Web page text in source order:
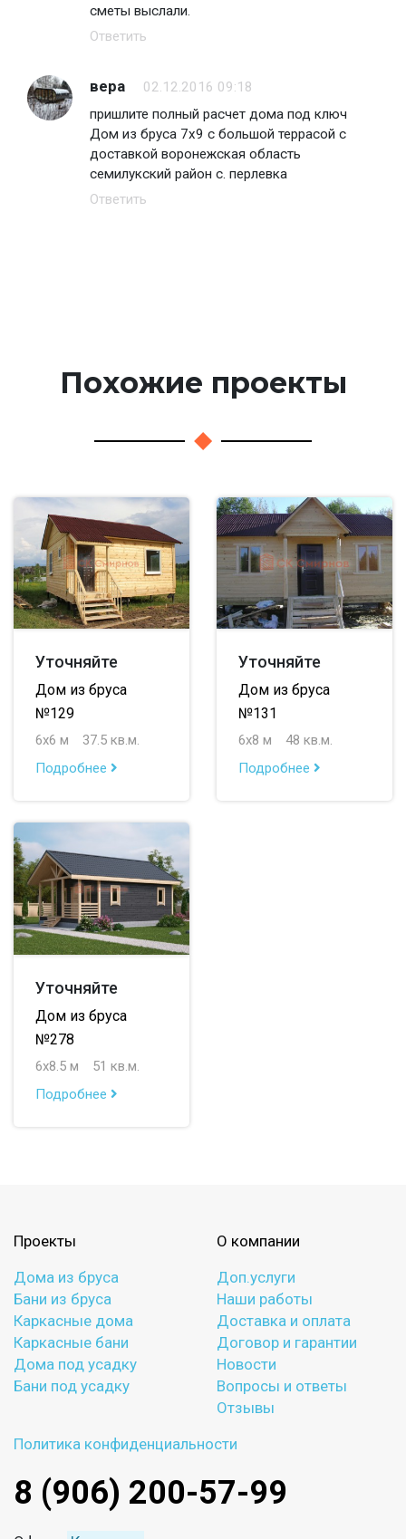
сметы выслали.
Ответить
вера
02.12.2016 09:18
пришлите полный расчет дома под ключ
Дом из бруса 7х9 с большой террасой с
доставкой воронежская область
семилукский район с. перлевка
Ответить
Похожие проекты
Уточняйте
Дом из бруса
№129
6х6 м
37.5 кв.м.
Подробнее
Уточняйте
Дом из бруса
№131
6х8 м
48 кв.м.
Подробнее
Уточняйте
Дом из бруса
№278
6х8.5 м
51 кв.м.
Подробнее
Проекты
Дома из бруса
Бани из бруса
Каркасные дома
Каркасные бани
Дома под усадку
Бани под усадку
О компании
Доп.услуги
Наши работы
Доставка и оплата
Договор и гарантии
Новости
Вопросы и ответы
Отзывы
Политика конфиденциальности
8 (906) 200-57-99